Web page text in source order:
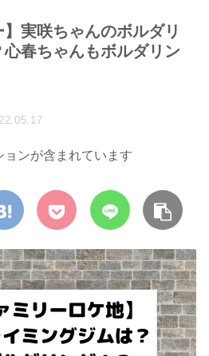
】実咲ちゃんのボルダリ
春ちゃんもボルダリン
ンが含まれています